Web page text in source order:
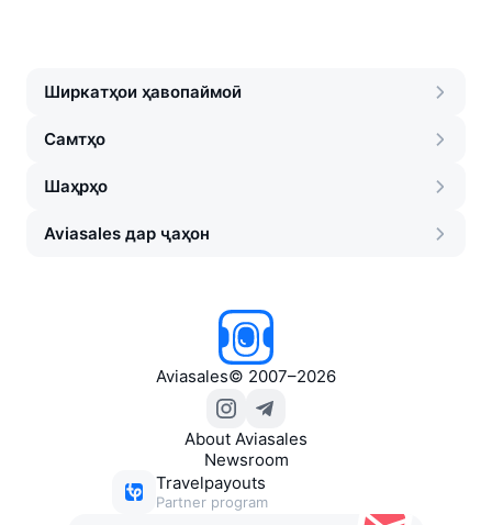
Ширкатҳои ҳавопаймоӣ
Самтҳо
Шаҳрҳо
Aviasales дар ҷаҳон
Aviasales© 2007–2026
About Aviasales
Newsroom
Travelpayouts
Partner program